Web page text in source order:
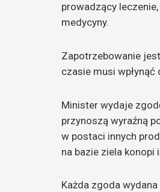
prowadzący
medycyny.
Zapotrzebowanie
czasie musi
Minister wydaje
przynoszą wyraźną
w postaci innych
na bazie ziela
Każda zgoda